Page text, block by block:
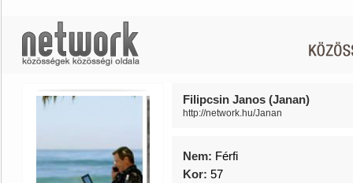
Filipcsin Janos (Janan)
http://network.hu/Janan
Nem: Férfi
Kor: 57